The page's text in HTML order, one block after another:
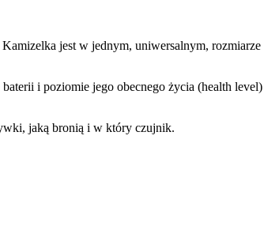
jest w jednym, uniwersalnym, rozmiarze
i poziomie jego obecnego życia (health level)
jaką bronią i w który czujnik.